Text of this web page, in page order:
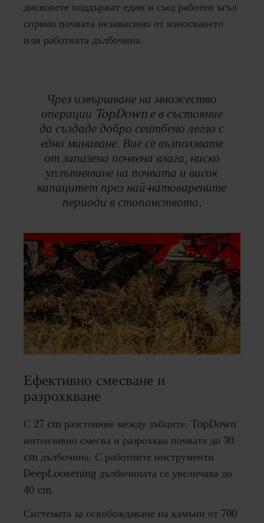
дисковете поддържат един и същ работен ъгъл
спрямо почвата независимо от износването
или работната дълбочина.
Чрез извършване на множество
операции TopDown е в състояние
да създаде добро сеитбено легло с
едно минаване. Вие се възползвате
от запазена почвена влага, ниско
уплътняване на почвата и висок
капацитет през най-натоварените
периоди в стопанството.
Ефективно смесване и
разрохкване
С 27 cm разстояние между зъбците, TopDown
интензивно смесва и разрохква почвата до 30
cm дълбочина. С работните инструменти
DeepLoosening дълбочината се увеличава до
40 cm.
Системата за освобождаване на камъни от 700